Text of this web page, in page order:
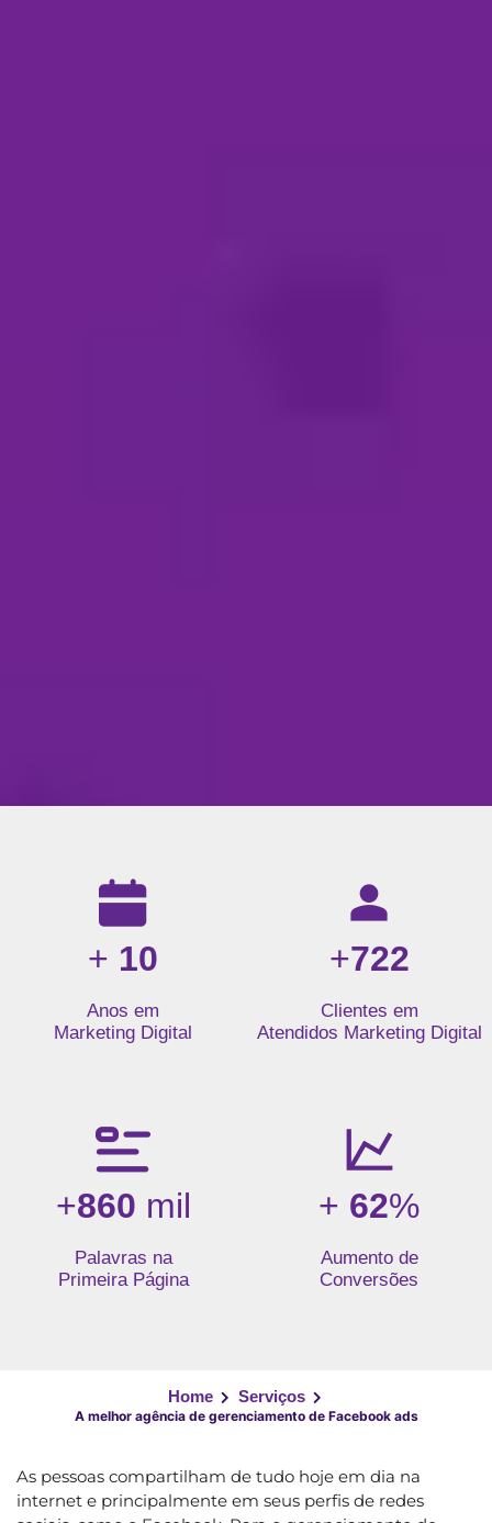
Resultados da nossa agência de marketing digital: mais
+ 10
Anos em
Marketing Digital
+722
Clientes em
Atendidos Marketing Digital
+860 mil
Palavras na
Primeira Página
+ 62%
Aumento de
Conversões
Home Serviços
A melhor agência de gerenciamento de Facebook ads
As pessoas compartilham de tudo hoje em dia na
internet e principalmente em seus perfis de redes